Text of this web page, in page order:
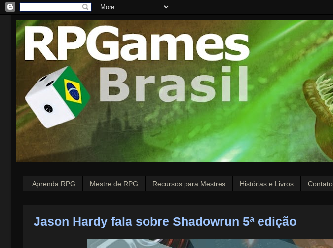
Aprenda RPG Mestre de RPG Recursos para Mestres Histórias e Livros Contato
Jason Hardy fala sobre Shadowrun 5ª edição